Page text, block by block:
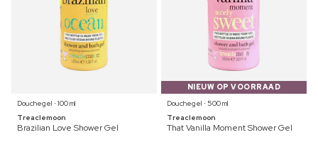
Douchegel ⋅ 100 ml
Treaclemoon
Brazilian Love Shower Gel
NIEUW OP VOORRAAD
Douchegel ⋅ 500 ml
Treaclemoon
That Vanilla Moment Shower Gel